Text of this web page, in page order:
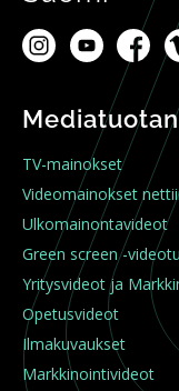
TV-mainokset
Videomainokset
Ulkomainontavideot
Green screen -
Yritysvideot ja
Opetusvideot
Ilmakuvaukset
Markkinointivideot